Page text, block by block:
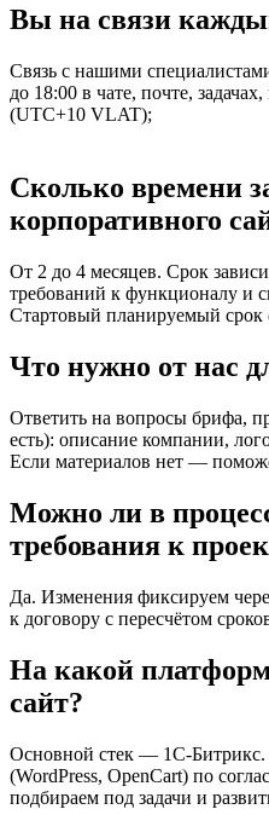
Вы на связи
Связь с нашими
до 18:00 в чате, почте,
(UTC+10 VLAT);
Сколько времени
корпоративного
От 2 до 4 месяцев. Срок
требований к функционалу и
Стартовый планируемый срок
Что нужно от нас
Ответить на вопросы брифа,
есть): описание компании,
Если материалов нет —
Можно ли в
требования к
Да. Изменения фиксируем
к договору с пересчётом
На какой
сайт?
Основной стек — 1С-
(WordPress, OpenCart) по
подбираем под задачи и